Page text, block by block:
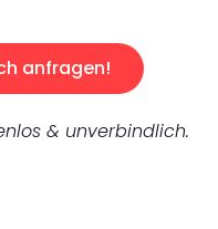
anfragen!
& unverbindlich.